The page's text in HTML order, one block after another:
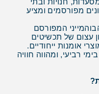
חנויות ובתי
מפורסמים ומציע
המפורסם
ומציע מגוון עצום של תכשיטים
אומנות ייחודיים.
רביעי, ומהווה חוויה